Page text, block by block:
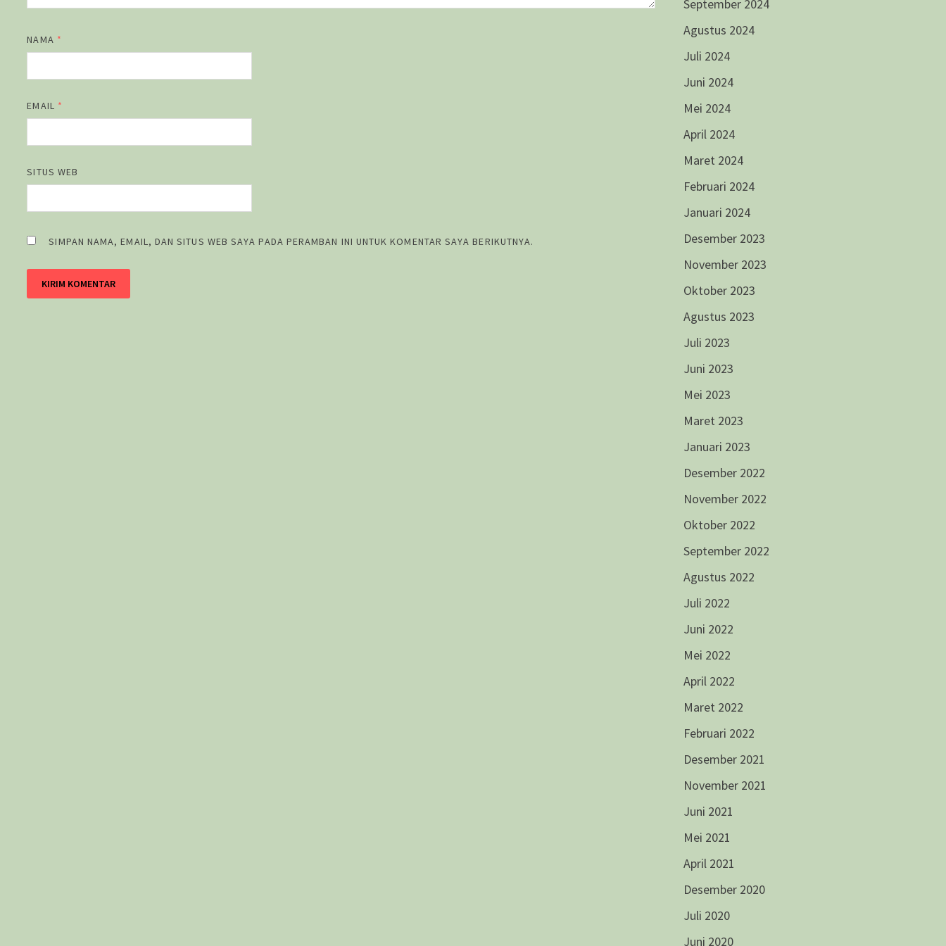
NAMA *
EMAIL *
SITUS WEB
SIMPAN NAMA, EMAIL, DAN SITUS WEB SAYA PADA PERAMBAN INI UNTUK KOMENTAR SAYA BERIKUTNYA.
September 2024
Agustus 2024
Juli 2024
Juni 2024
Mei 2024
April 2024
Maret 2024
Februari 2024
Januari 2024
Desember 2023
November 2023
Oktober 2023
Agustus 2023
Juli 2023
Juni 2023
Mei 2023
Maret 2023
Januari 2023
Desember 2022
November 2022
Oktober 2022
September 2022
Agustus 2022
Juli 2022
Juni 2022
Mei 2022
April 2022
Maret 2022
Februari 2022
Desember 2021
November 2021
Juni 2021
Mei 2021
April 2021
Desember 2020
Juli 2020
Juni 2020